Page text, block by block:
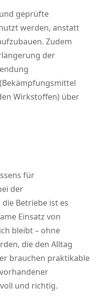
geprüfte
werden, anstatt
Zudem
der
Wirkstoffen) über
für
der
Betriebe ist es
Einsatz von
bleibt – ohne
die den Alltag
brauchen praktikable
und richtig.